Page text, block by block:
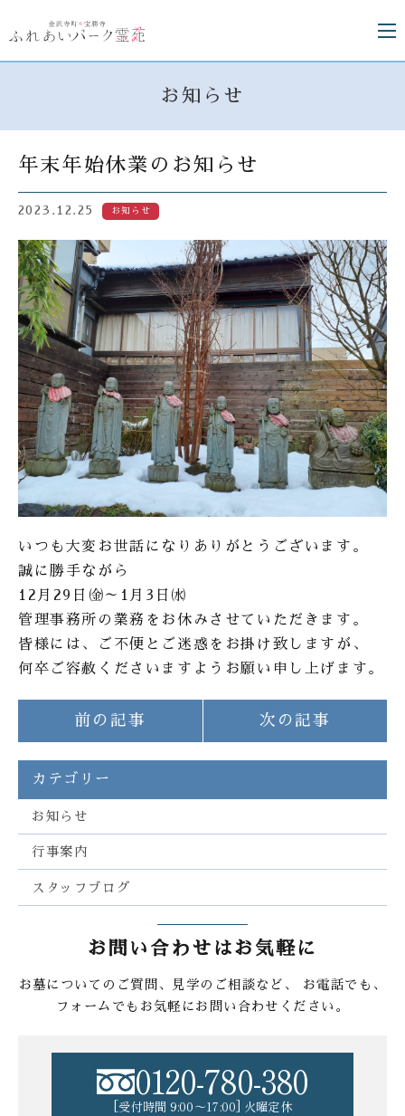
お知らせ
年末年始休業のお知らせ
2023.12.25 お知らせ
いつも大変お世話になりありがとうございます。
誠に勝手ながら
12月29日㈮～1月3日㈬
管理事務所の業務をお休みさせていただきます。
皆様には、ご不便とご迷惑をお掛け致しますが、
何卒ご容赦くださいますようお願い申し上げます。
前の記事 次の記事
カテゴリー
お知らせ
行事案内
スタッフブログ
お問い合わせはお気軽に
お墓についてのご質問、見学のご相談など、
お電話でも、
フォームでもお気軽にお問い合わせください。
0120-780-380
[受付時間 9:00〜17:00] 火曜定休